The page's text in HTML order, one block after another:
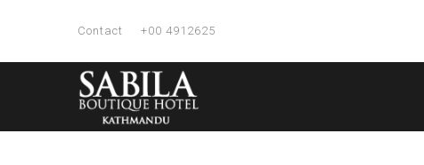
Contact +00 4912625